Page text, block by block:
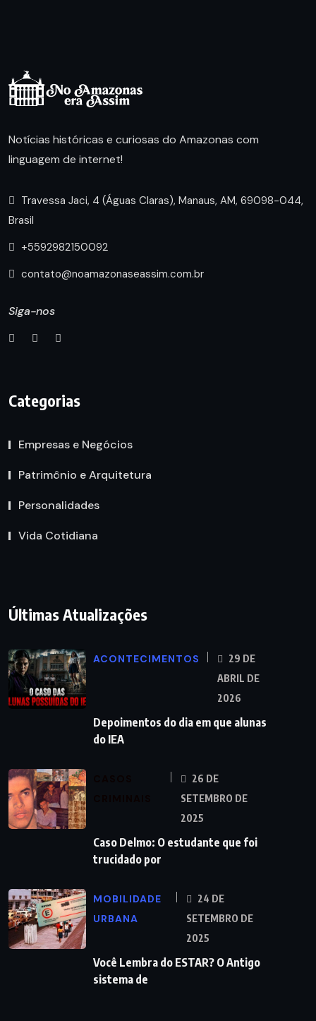
Notícias históricas e curiosas do Amazonas com
linguagem de internet!
Travessa Jaci, 4 (Águas Claras), Manaus, AM, 69098-044,
Brasil
+5592982150092
contato@noamazonaseassim.com.br
Siga-nos
Categorias
Empresas e Negócios
Patrimônio e Arquitetura
Personalidades
Vida Cotidiana
Últimas Atualizações
ACONTECIMENTOS
29 DE
ABRIL DE
2026
Depoimentos do dia em que alunas
do IEA
26 DE
SETEMBRO DE
2025
Caso Delmo: O estudante que foi
trucidado por
MOBILIDADE
URBANA
24 DE
SETEMBRO DE
2025
Você Lembra do ESTAR? O Antigo
sistema de